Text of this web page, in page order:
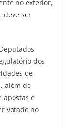
no exterior,
deve ser
dos
de
além de
apostas e
votado no